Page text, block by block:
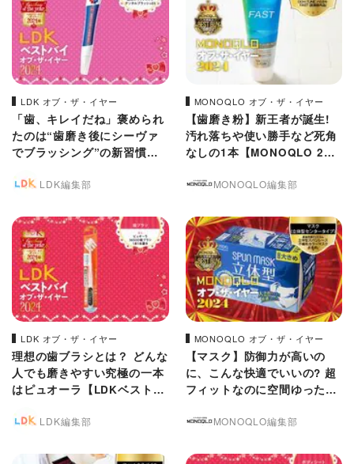
LDK オブ・ザ・イヤー
「歯、キレイだね」褒められ
たのは“歯磨き後にシーヴァ
でブラッシング”の新習慣の
4】
LDK編集部
MONOQLO オブ・ザ・イヤー
【歯磨き粉】新王者が誕生!
汚れ落ちや使い勝手など死角
なしの1本【MONOQLO 202
MONOQLO編集部
LDK オブ・ザ・イヤー
理想の歯ブラシとは？ どんな
人でも磨きやすい究極の一本
はピュオーラ【LDKベストバ
LDK編集部
MONOQLO オブ・ザ・イヤー
【マスク】防御力が高いの
に、こんな快適でいいの? 超
フィットなのに空間ゆったり
バイ】MONOQLO編集部